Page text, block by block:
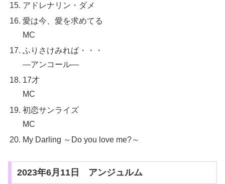
アドレナリン・ダメ
愛は今、愛を求めてる
MC
ふりさけみれば・・・
—アンコール—
17才
MC
初恋サンライズ
MC
My Darling ～Do you love me?～
2023年6月11日 アンジュルム